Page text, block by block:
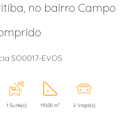
no bairro Campo
SO0017-EVOS
1 Suíte(s) 110,00 m² 2 Vaga(s)